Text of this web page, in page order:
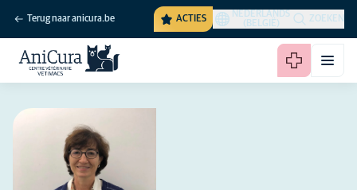
Terug naar anicura.be ACTIES
NEDERLANDS
(BELGIË)
ZOEKEN